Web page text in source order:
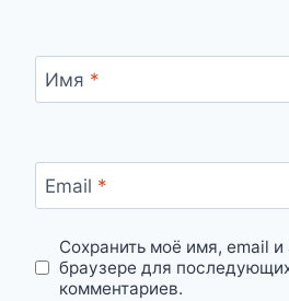
Имя *
Email *
Сохранить моё имя, email и
браузере для
комментариев.